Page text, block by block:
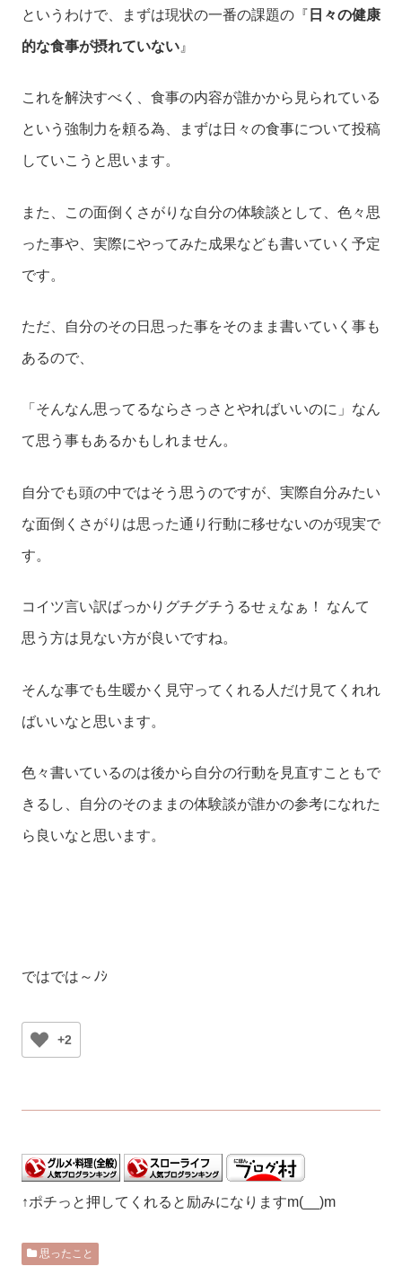
というわけで、まずは現状の一番の課題の『 日々の健康
的な食事が摂れていない 』
これを解決すべく、食事の内容が誰かから見られている
という強制力を頼る為、まずは日々の食事について投稿
していこうと思います。
また、この面倒くさがりな自分の体験談として、色々思
った事や、実際にやってみた成果なども書いていく予定
です。
ただ、自分のその日思った事をそのまま書いていく事も
あるので、
「そんなん思ってるならさっさとやればいいのに」なん
て思う事もあるかもしれません。
自分でも頭の中ではそう思うのですが、実際自分みたい
な面倒くさがりは思った通り行動に移せないのが現実で
す。
コイツ言い訳ばっかりグチグチうるせぇなぁ！ なんて
思う方は見ない方が良いですね。
そんな事でも生暖かく見守ってくれる人だけ見てくれれ
ばいいなと思います。
色々書いているのは後から自分の行動を見直すこともで
きるし、自分のそのままの体験談が誰かの参考になれた
ら良いなと思います。
ではでは～ﾉｼ
+2
↑ポチっと押してくれると励みになりますm(__)m
思ったこと